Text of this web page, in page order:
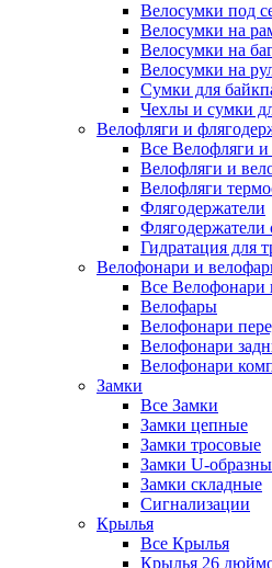
Велосумки под
Велосумки на
Велосумки на
Велосумки на
Сумки для
Чехлы и сумки
Велофляги и
Все Велофляги и
Велофляги и
Велофляги
Флягодержатели
Флягодержатели
Гидратация для
Велофонари и
Все Велофонари
Велофары
Велофонари
Велофонари
Велофонари
Замки
Все Замки
Замки цепные
Замки тросовые
Замки U-
Замки складные
Сигнализации
Крылья
Все Крылья
Крылья 26